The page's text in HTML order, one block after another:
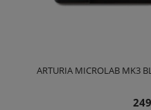
ARTURIA MICROLAB MK3